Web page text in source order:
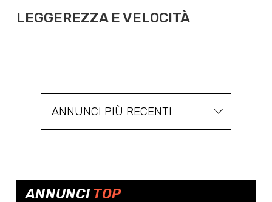
LEGGEREZZA E VELOCITÀ
ANNUNCI PIÙ RECENTI
ANNUNCI TOP